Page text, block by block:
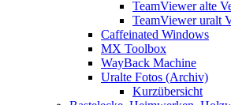
TeamViewer alte
TeamViewer uralt
Caffeinated Windows
MX Toolbox
WayBack Machine
Uralte Fotos (Archiv)
Kurzübersicht